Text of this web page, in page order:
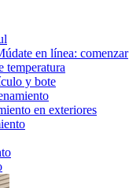
en línea: comenzar
temperatura
y bote
en exteriores